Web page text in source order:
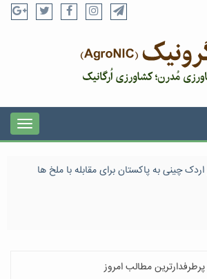
اردک چینی به پاکستان برای مقابله با ملخ ها
پرطرفدارترین مطالب امروز